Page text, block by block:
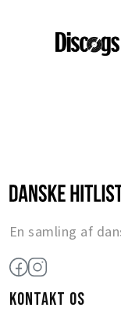
En samling af
KONTAKT OS